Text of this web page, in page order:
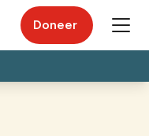
Doneer